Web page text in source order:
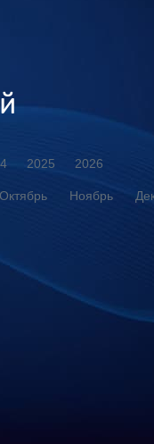
2025 2026
Октябрь Ноябрь